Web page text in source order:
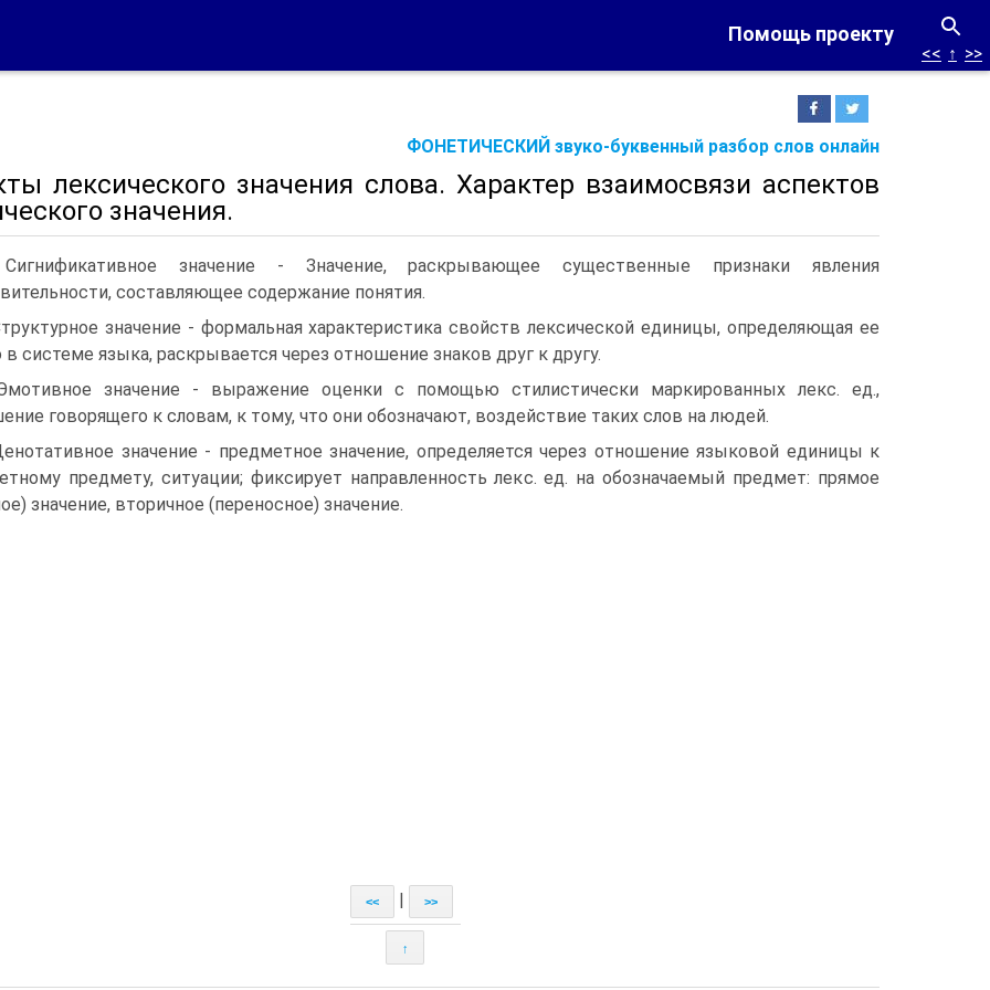
Помощь проекту
ФОНЕТИЧЕСКИЙ звуко-буквенный разбор слов онлайн
<< ↑ >>
лексического значения слова. Характер взаимосвязи аспектов
значения.
значение - Значение, раскрывающее существенные признаки явления
составляющее содержание понятия.
значение - формальная характеристика свойств лексической единицы, определяющая ее
системе языка, раскрывается через отношение знаков друг к другу.
значение - выражение оценки с помощью стилистически маркированных лекс. ед.,
говорящего к словам, к тому, что они обозначают, воздействие таких слов на людей.
значение - предметное значение, определяется через отношение языковой единицы к
предмету, ситуации; фиксирует направленность лекс. ед. на обозначаемый предмет: прямое
значение, вторичное (переносное) значение.
<< >>
↑